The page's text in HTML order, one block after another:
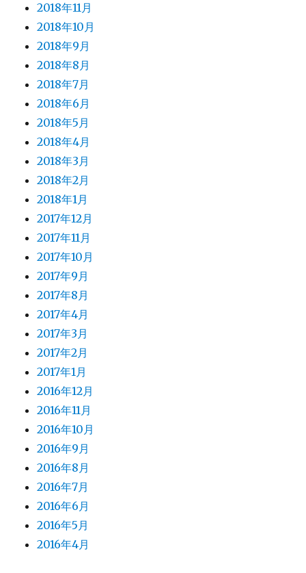
2018年11月
2018年10月
2018年9月
2018年8月
2018年7月
2018年6月
2018年5月
2018年4月
2018年3月
2018年2月
2018年1月
2017年12月
2017年11月
2017年10月
2017年9月
2017年8月
2017年4月
2017年3月
2017年2月
2017年1月
2016年12月
2016年11月
2016年10月
2016年9月
2016年8月
2016年7月
2016年6月
2016年5月
2016年4月